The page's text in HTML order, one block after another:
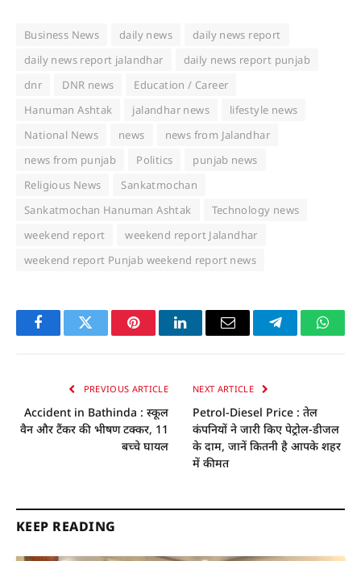
Business News daily news
daily news report
daily news report jalandhar
daily news report punjab
dnr
DNR news
Education / Career
Hanuman Ashtak
jalandhar news
lifestyle news
National News
news
news from Jalandhar
news from punjab
Politics
punjab news
Religious News
Sankatmochan
Sankatmochan Hanuman Ashtak
Technology news
weekend report
weekend report Jalandhar
weekend report Punjab weekend report news
FacebookTwitter PinterestLinkedInEmail Telegram
PREVIOUS ARTICLE
Accident in Bathinda : स्कूल
वैन और टैंकर की भीषण टक्कर, 11
बच्चे घायल
NEXT ARTICLE
Petrol-Diesel Price : तेल
कंपनियों ने जारी किए पेट्रोल-डीजल
के दाम, जानें कितनी है आपके शहर
में कीमत
KEEP READING